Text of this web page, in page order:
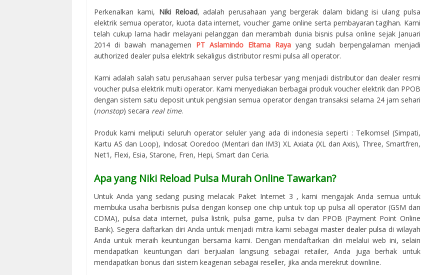
Perkenalkan kami, Niki Reload, adalah perusahaan yang bergerak dalam bidang isi ulang pulsa
elektrik semua operator, kuota data internet, voucher game online serta pembayaran tagihan. Kami
telah cukup lama hadir melayani pelanggan dan merambah dunia bisnis pulsa online sejak Januari
2014 di bawah managemen PT Aslamindo Eltama Raya yang sudah berpengalaman menjadi
authorized dealer pulsa elektrik sekaligus distributor resmi pulsa all operator.
Kami adalah salah satu perusahaan server pulsa terbesar yang menjadi distributor dan dealer resmi
voucher pulsa elektrik multi operator. Kami menyediakan berbagai produk voucher elektrik dan PPOB
dengan sistem satu deposit untuk pengisian semua operator dengan transaksi selama 24 jam sehari
(nonstop) secara real time.
Produk kami meliputi seluruh operator seluler yang ada di indonesia seperti : Telkomsel (Simpati,
Kartu AS dan Loop), Indosat Ooredoo (Mentari dan IM3) XL Axiata (XL dan Axis), Three, Smartfren,
Net1, Flexi, Esia, Starone, Fren, Hepi, Smart dan Ceria.
Apa yang Niki Reload Pulsa Murah Online Tawarkan?
Untuk Anda yang sedang pusing melacak Paket Internet 3 , kami mengajak Anda semua untuk
membuka usaha berbisnis pulsa dengan konsep one chip untuk top up pulsa all operator (GSM dan
CDMA), pulsa data internet, pulsa listrik, pulsa game, pulsa tv dan PPOB (Payment Point Online
Bank). Segera daftarkan diri Anda untuk menjadi mitra kami sebagai master dealer pulsa di wilayah
Anda untuk meraih keuntungan bersama kami. Dengan mendaftarkan diri melalui web ini, selain
mendapatkan keuntungan dari berjualan langsung sebagai retailer, Anda juga berhak untuk
mendapatkan bonus dari sistem keagenan sebagai reseller, jika anda merekrut downline.